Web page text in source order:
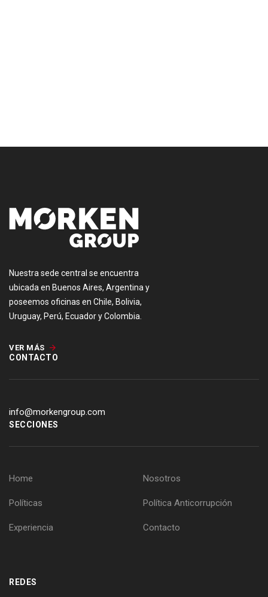
Nuestra sede central se encuentra
ubicada en Buenos Aires, Argentina y
poseemos oficinas en Chile, Bolivia,
Uruguay, Perú, Ecuador y Colombia.
VER MÁS
CONTACTO
info@morkengroup.com
SECCIONES
Home Nosotros
Políticas Política Anticorrupción
Experiencia Contacto
REDES